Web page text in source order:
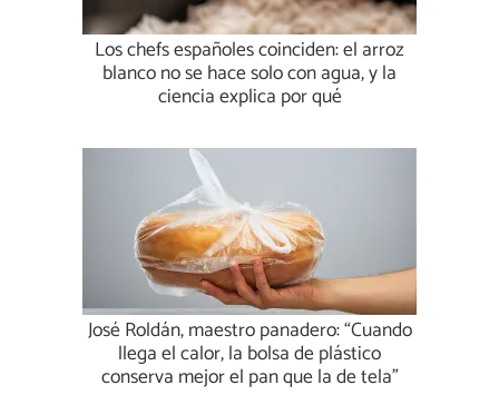
Los chefs españoles coinciden: el arroz
blanco no se hace solo con agua, y la
ciencia explica por qué
José Roldán, maestro panadero: “Cuando
llega el calor, la bolsa de plástico
conserva mejor el pan que la de tela”